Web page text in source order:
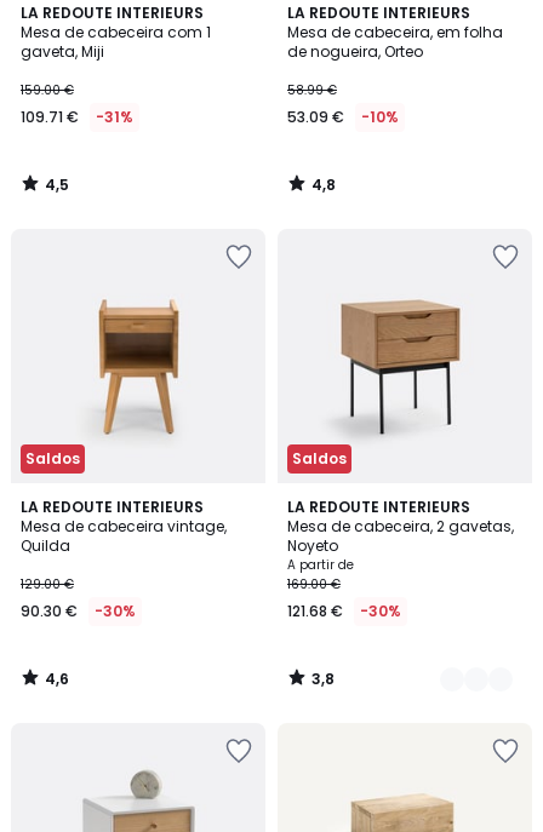
LA REDOUTE INTERIEURS
Mesa de cabeceira com 1
gaveta, Miji
159.00 €
109.71 € -31%
4,5
/ 5
4,5
/
LA REDOUTE INTERIEURS
Mesa de cabeceira, em folha
de nogueira, Orteo
58.99 €
53.09 € -10%
4,8
/ 5
4,8
/
Saldos
LA REDOUTE INTERIEURS
Mesa de cabeceira vintage,
Quilda
129.00 €
90.30 € -30%
4,6
/ 5
4,6
/
Saldos
LA REDOUTE INTERIEURS
Mesa de cabeceira, 2 gavetas,
Noyeto
A partir de
169.00 €
121.68 € -30%
3,8
/ 5
2
Cores
3,8
/